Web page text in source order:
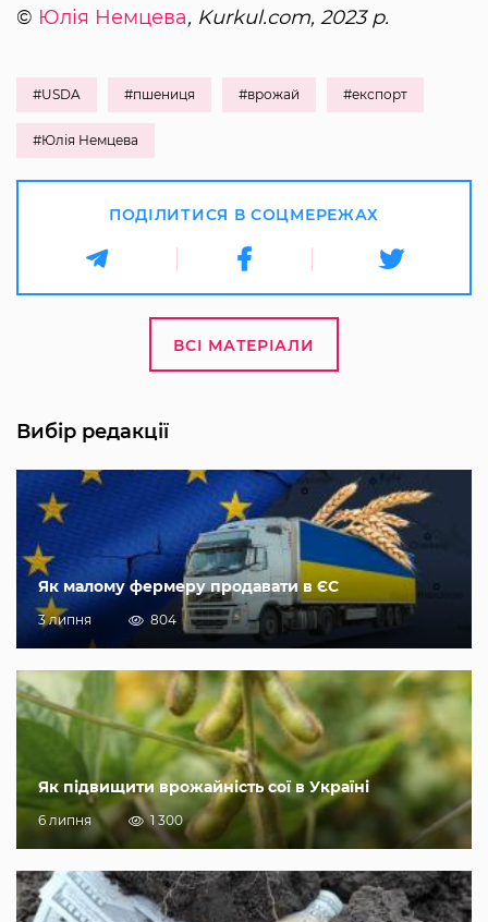
© Юлія Немцева, Kurkul.com, 2023 р.
#USDA #пшениця #врожай #експорт
#Юлія Немцева
ПОДІЛИТИСЯ В СОЦМЕРЕЖАХ
ВСІ МАТЕРІАЛИ
Вибір редакції
Як малому фермеру продавати в ЄС
3 липня 804
Як підвищити врожайність сої в Україні
6 липня 1 300